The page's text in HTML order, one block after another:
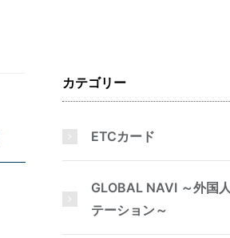
カテゴリー
ETCカード
GLOBAL NAVI ～外国
テーション～